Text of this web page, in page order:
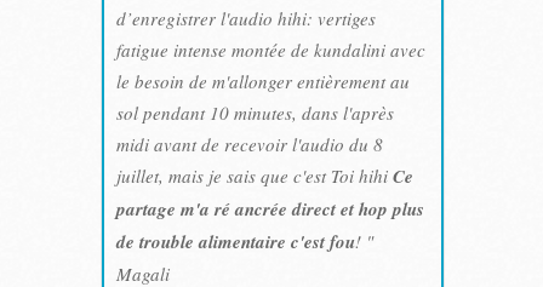
d’enregistrer l'audio hihi: vertiges
fatigue intense montée de kundalini avec
le besoin de m'allonger entièrement au
sol pendant 10 minutes, dans l'après
midi avant de recevoir l'audio du 8
juillet, mais je sais que c'est Toi hihi Ce
partage m'a ré ancrée direct et hop plus
de trouble alimentaire c'est fou! "
Magali